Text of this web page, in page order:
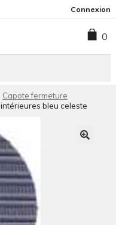
Connexion
0
Capote fermeture
bleu celeste